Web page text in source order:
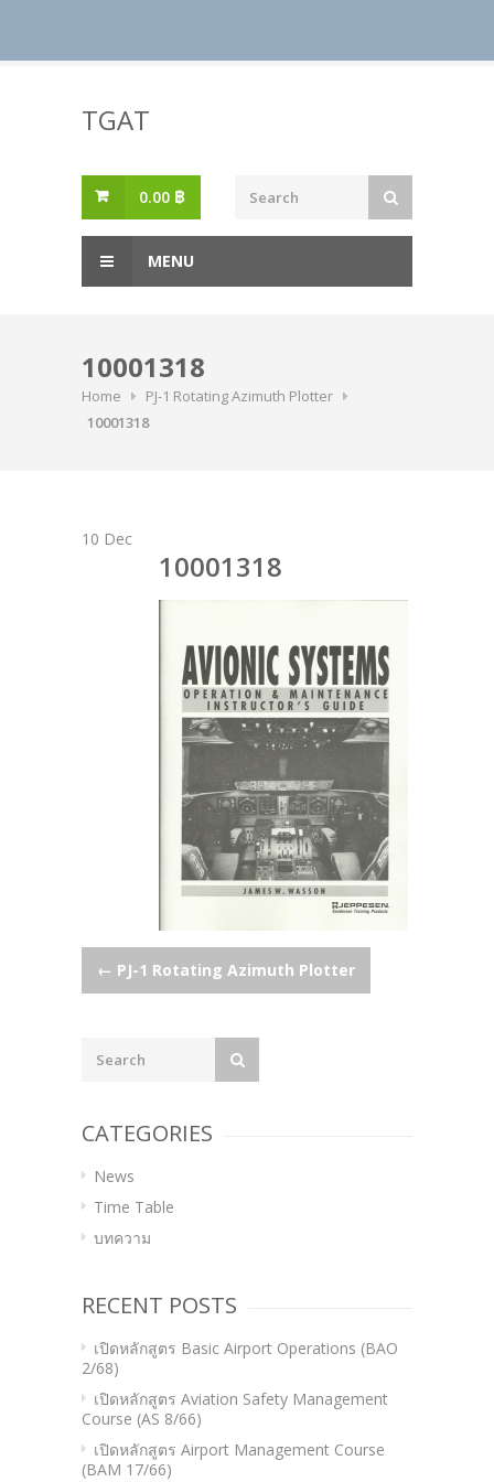
TGAT
0.00 ฿
MENU
10001318
Home
PJ-1 Rotating Azimuth Plotter
10001318
10 Dec
10001318
Post
navigation
← PJ-1 Rotating Azimuth Plotter
CATEGORIES
News
Time Table
บทความ
RECENT POSTS
เปิดหลักสูตร Basic Airport Operations (BAO
2/68)
เปิดหลักสูตร Aviation Safety Management
Course (AS 8/66)
เปิดหลักสูตร Airport Management Course
(BAM 17/66)